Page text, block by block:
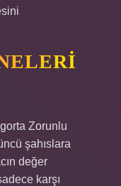
Zorunlu
şahıslara
değer
karşı